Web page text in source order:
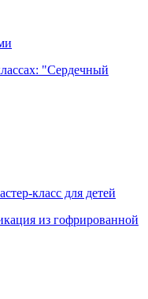
"Сердечный
класс для детей
из гофрированной